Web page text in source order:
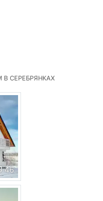
В СЕРЕБРЯНКАХ
46